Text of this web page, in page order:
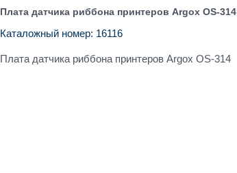
Плата датчика риббона принтеров Argox OS-314
Каталожный номер: 16116
Плата датчика риббона принтеров Argox OS-314